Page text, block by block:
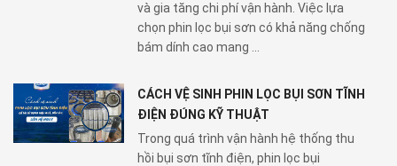
và gia tăng chi phí vận hành. Việc lựa
chọn phin lọc bụi sơn có khả năng chống
bám dính cao mang ...
CÁCH VỆ SINH PHIN LỌC BỤI SƠN TĨNH
ĐIỆN ĐÚNG KỸ THUẬT
Trong quá trình vận hành hệ thống thu
hồi bụi sơn tĩnh điện, phin lọc bụi